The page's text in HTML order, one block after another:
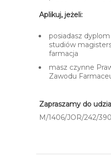
Aplikuj, jeżeli:
posiadasz
studiów
farmacja
masz czynne
Zawodu
Zapraszamy do
M/1406/JOR/242/390​